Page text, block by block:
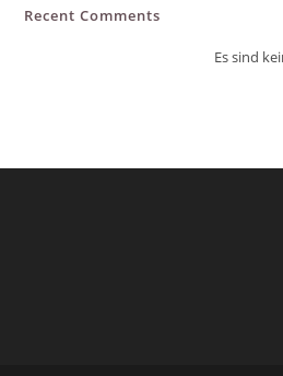
Recent Comments
Es sind